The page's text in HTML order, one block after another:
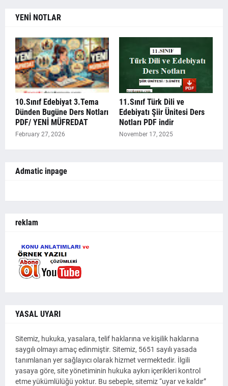
YENİ NOTLAR
10.Sınıf Edebiyat 3.Tema
Dünden Bugüne Ders Notları
PDF/ YENİ MÜFREDAT
February 27, 2026
11.Sınıf Türk Dili ve
Edebiyatı Şiir Ünitesi Ders
Notları PDF indir
November 17, 2025
Admatic inpage
reklam
YASAL UYARI
Sitemiz, hukuka, yasalara, telif haklarına ve kişilik haklarına
saygılı olmayı amaç edinmiştir. Sitemiz, 5651 sayılı yasada
tanımlanan yer sağlayıcı olarak hizmet vermektedir. İlgili
yasaya göre, site yönetiminin hukuka aykırı içerikleri kontrol
etme yükümlülüğü yoktur. Bu sebeple, sitemiz “uyar ve kaldır”